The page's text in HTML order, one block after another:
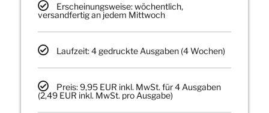
Erscheinungsweise: wöchentlich,
versandfertig an jedem Mittwoch
Laufzeit: 4 gedruckte Ausgaben (4 Wochen)
Preis: 9,95 EUR inkl. MwSt. für 4 Ausgaben
(2,49 EUR inkl. MwSt. pro Ausgabe)